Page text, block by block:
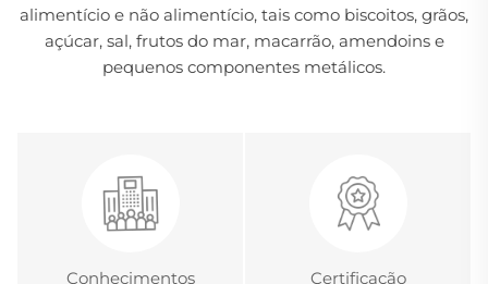
alimentício e não alimentício, tais como biscoitos, grãos,
açúcar, sal, frutos do mar, macarrão, amendoins e
pequenos componentes metálicos.
Conhecimentos Certificação